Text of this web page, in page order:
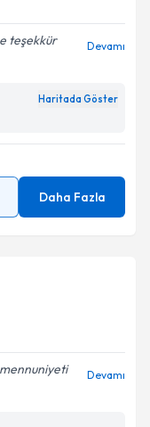
teşekkür
Devamı
Haritada Göster
Daha Fazla
Devamı